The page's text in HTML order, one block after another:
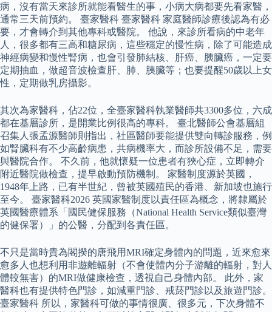
病，沒有當天來診所就能看醫生的事，小病大病都要先看家醫，
通常三天前預約。 臺家醫科 臺家醫科 家庭醫師診療後認為有必
要，才會轉介到其他專科或醫院。 他說，來診所看病的中老年
人，很多都有三高和糖尿病，這些穩定的慢性病，除了可能造成
神經病變和慢性腎病，也會引發肺結核、肝癌、胰臟癌，一定要
定期抽血，做超音波檢查肝、肺、胰臟等；也要提醒50歲以上女
性，定期做乳房攝影。
其次為家醫科，佔22位，全臺家醫科執業醫師共3300多位，六成
都在基層診所，是開業比例很高的專科。 臺北醫師公會基層組
召集人張孟源醫師則指出，社區醫師要能提供雙向轉診服務，例
如腎臟科有不少高齡病患，共病機率大，而診所設備不足，需要
與醫院合作。 不久前，他就懷疑一位患者有狹心症，立即轉介
附近醫院做檢查，提早啟動預防機制。 家醫制度源於英國，
1948年上路，已有半世紀，曾被英國殖民的香港、新加坡也施行
至今。 臺家醫科2026 英國家醫制度以責任區為概念，將隸屬於
英國醫療體系「國民健保服務（National Health Service類似臺灣
的健保署）」的公醫，分配到各責任區。
不只是當時貴為閣揆的唐飛用MRI確定身體內的問題，近來愈來
愈多人也想利用非遊離輻射（不會使體內分子游離的輻射，對人
體較無害）的MRI做健康檢查，透視自己身體內部。 此外，家
醫科也有提供特色門診，如減重門診、戒菸門診以及旅遊門診。
臺家醫科 所以，家醫科可做的事情很廣、很多元，下次身體不